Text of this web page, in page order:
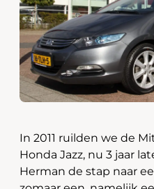
Contact
In 2011 ruilden we de
Honda Jazz, nu 3 jaar
Herman de stap naar